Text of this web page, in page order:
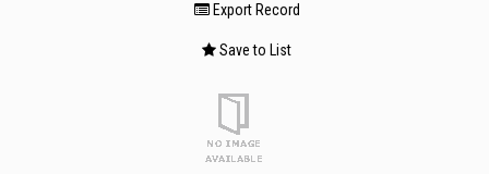
Export Record
Save to List